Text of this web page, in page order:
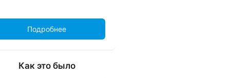
Подробнее
Как это было